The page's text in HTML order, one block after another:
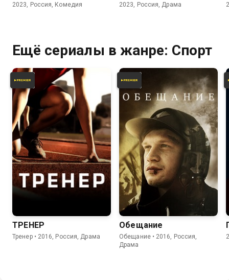
2023, Россия, Комедия 2023, Россия, Драма
Ещё сериалы в жанре: Спорт
ТРЕНЕP
Тренер • 2016, Россия, Драма
Обещаниe
Обещание • 2016, Россия,
Драма